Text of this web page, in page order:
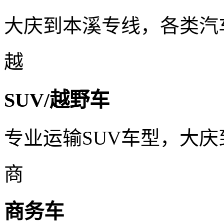
大庆到本溪专线，各类
越
SUV/越野车
专业运输SUV车型，大
商
商务车